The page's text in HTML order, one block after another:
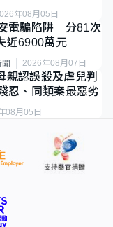
年08月05日
電騙陷阱 分81次
近6900萬元
2026年08月07日
親認誤殺及虐兒判
忍、同類案最惡劣
08月05日